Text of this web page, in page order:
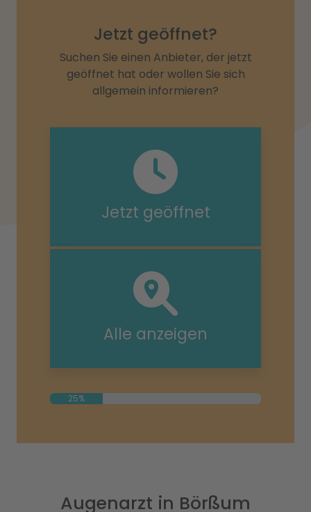
Jetzt geöffnet?
Suchen Sie einen Anbieter, der jetzt
geöffnet hat oder wollen Sie sich
allgemein informieren?
Jetzt geöffnet
Alle anzeigen
25%
Augenarzt in Börßum